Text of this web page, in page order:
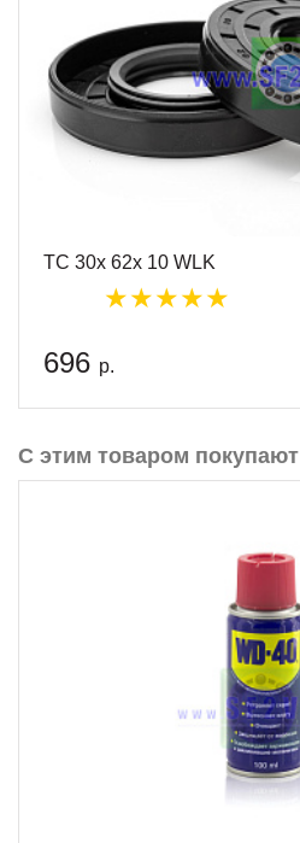
TC 30x 62x 10 WLK
696 р.
С этим товаром покупают